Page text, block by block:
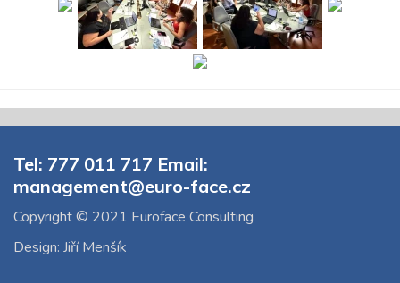
Tel: 777 011 717 Email:
management@euro-face.cz
Copyright © 2021 Euroface Consulting
Design: Jiří Menšík